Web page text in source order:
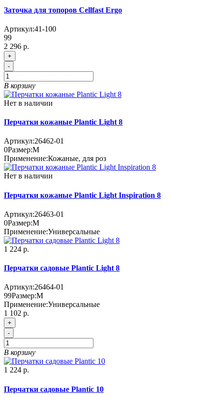
Заточка для топоров Cellfast Ergo
Артикул:41-100
99
2 296 р.
+
-
В корзину
Нет в наличии
Перчатки кожаные Plantic Light 8
Артикул:26462-01
0Размер:M
Применение:Кожаные, для роз
Нет в наличии
Перчатки кожаные Plantic Light Inspiration 8
Артикул:26463-01
0Размер:M
Применение:Универсальные
1 224 р.
Перчатки садовые Plantic Light 8
Артикул:26464-01
99Размер:M
Применение:Универсальные
1 102 р.
+
-
В корзину
1 224 р.
Перчатки садовые Plantic 10